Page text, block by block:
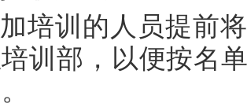
培训的人员提前
训部，以便按名